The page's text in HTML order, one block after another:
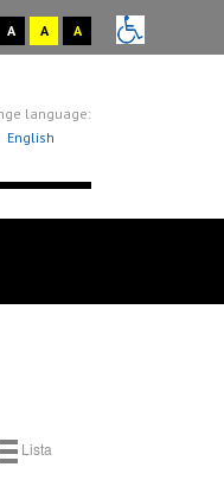
A A A
language:
English
Lista